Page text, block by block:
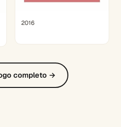
2016
completo →